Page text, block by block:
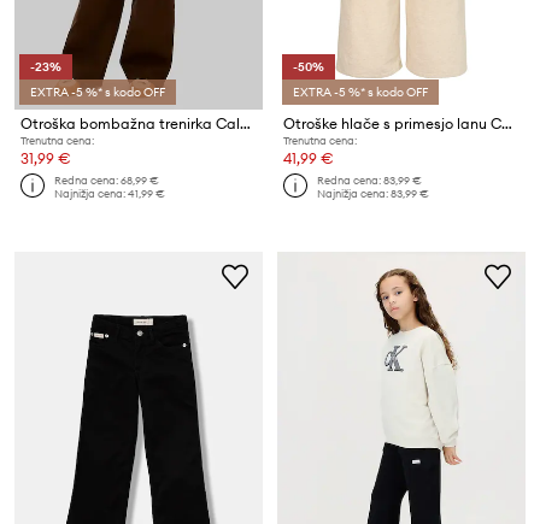
-23%
EXTRA -5 %* s kodo OFF
Otroška bombažna trenirka Calvin Klein Jeans
Trenutna cena:
31,99 €
Redna cena:68,99 €
Najnižja cena:41,99 €
-50%
EXTRA -5 %* s kodo OFF
Otroške hlače s primesjo lanu Calvin Klein Jeans
Trenutna cena:
41,99 €
Redna cena:83,99 €
Najnižja cena:83,99 €